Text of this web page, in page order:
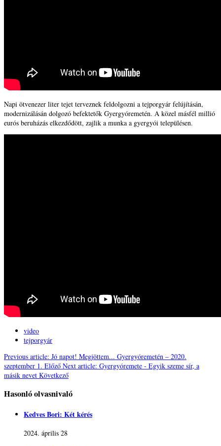
Napi ötvenezer liter tejet terveznek feldolgozni a tejporgyár felújításán,
modernizálásán dolgozó befektetők Gyergyóremetén. A közel másfél millió
eurós beruházás elkezdődött, zajlik a munka a gyergyói településen.
video
tejporgyár
Previous article: Jó napot! Megjöttem... Gyergyóremetén – 2020.
szeptember 1. Előző Next article: Gyergyóremete - Egyik szeme sír, a
másik nevet Következő
Hasonló olvasnivaló
Kedves Bori: Két kérés
2024. április 28